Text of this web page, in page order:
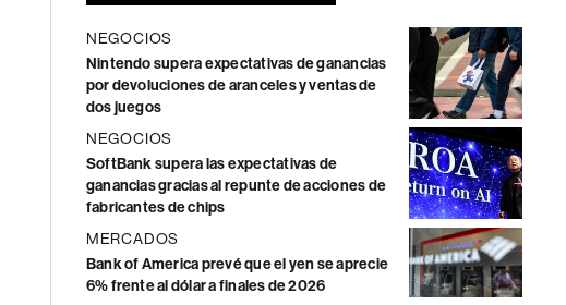
NEGOCIOS
Nintendo supera expectativas de ganancias
por devoluciones de aranceles y ventas de
dos juegos
NEGOCIOS
SoftBank supera las expectativas de
ganancias gracias al repunte de acciones de
fabricantes de chips
MERCADOS
Bank of America prevé que el yen se aprecie
6% frente al dólar a finales de 2026